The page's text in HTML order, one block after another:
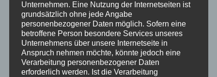
9. Mai 2024 | Aktuelles,Projekte ,Vortragsreihen
Read More
Unternehmen. Eine Nutzung der Internetseiten ist
grundsätzlich ohne jede Angabe
personenbezogener Daten möglich. Sofern eine
betroffene Person besondere Services unseres
Unternehmens über unsere Internetseite in
Anspruch nehmen möchte, könnte jedoch eine
Verarbeitung personenbezogener Daten
erforderlich werden. Ist die Verarbeitung